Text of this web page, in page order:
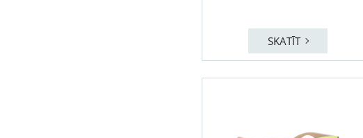
SKATĪT